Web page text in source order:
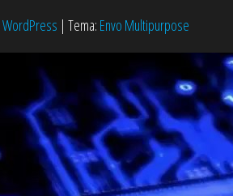
WordPress | Tema: Envo Multipurpose